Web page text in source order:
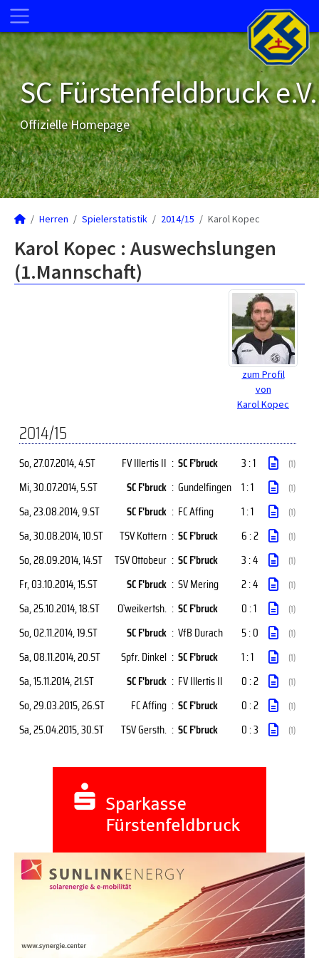
SC Fürstenfeldbruck e.V.
Offizielle Homepage
Herren Spielerstatistik 2014/15 Karol Kopec
Karol Kopec : Auswechslungen
(1.Mannschaft)
zum Profil
von
Karol Kopec
2014/15
So, 27.07.2014, 4.ST FV Illertis II : SC F'bruck 3 : 1 (1)
Mi, 30.07.2014, 5.ST SC F'bruck : Gundelfingen 1 : 1 (1)
Sa, 23.08.2014, 9.ST SC F'bruck : FC Affing 1 : 1 (1)
Sa, 30.08.2014, 10.ST TSV Kottern : SC F'bruck 6 : 2 (1)
So, 28.09.2014, 14.ST TSV Ottobeur : SC F'bruck 3 : 4 (1)
Fr, 03.10.2014, 15.ST SC F'bruck : SV Mering 2 : 4 (1)
Sa, 25.10.2014, 18.ST O`weikertsh. : SC F'bruck 0 : 1 (1)
So, 02.11.2014, 19.ST SC F'bruck : VfB Durach 5 : 0 (1)
Sa, 08.11.2014, 20.ST Spfr. Dinkel : SC F'bruck 1 : 1 (1)
Sa, 15.11.2014, 21.ST SC F'bruck : FV Illertis II 0 : 2 (1)
So, 29.03.2015, 26.ST FC Affing : SC F'bruck 0 : 2 (1)
Sa, 25.04.2015, 30.ST TSV Gersth. : SC F'bruck 0 : 3 (1)